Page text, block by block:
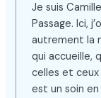
Je suis
Passage. Ici,
autrement la
qui accueille,
celles et
est un soin en